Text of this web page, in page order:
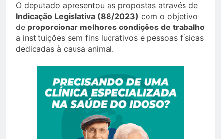
O deputado apresentou as propostas através de
Indicação Legislativa (88/2023) com o objetivo
de proporcionar melhores condições de trabalho
a instituições sem fins lucrativos e pessoas físicas
dedicadas à causa animal.